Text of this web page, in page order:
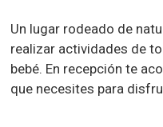
Un lugar rodeado de
realizar actividades de
bebé. En recepción te
que necesites para